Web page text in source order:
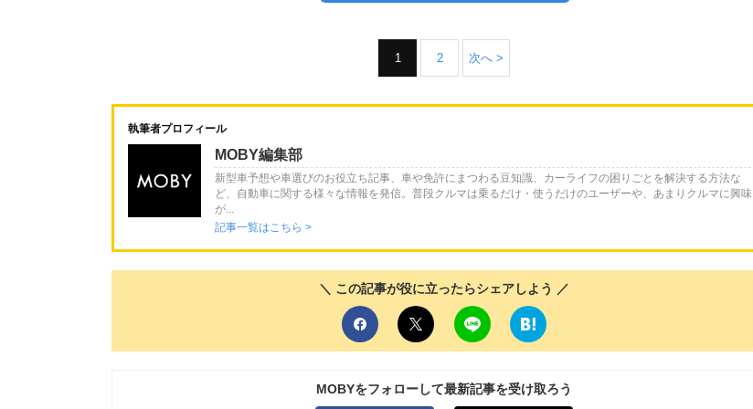
1 2 次へ >
執筆者プロフィール
MOBY編集部
新型車予想や車選びのお役立ち記事、車や免許にまつわる豆知識、カーライフの困りごとを解決する方法な
ど、自動車に関する様々な情報を発信。普段クルマは乗るだけ・使うだけのユーザーや、あまりクルマに興味
が...
記事一覧はこちら >
＼ この記事が役に立ったらシェアしよう ／
MOBYをフォローして最新記事を受け取ろう